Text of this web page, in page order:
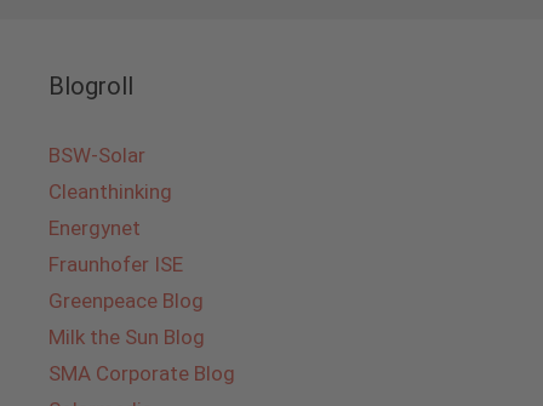
Blogroll
BSW-Solar
Cleanthinking
Energynet
Fraunhofer ISE
Greenpeace Blog
Milk the Sun Blog
SMA Corporate Blog